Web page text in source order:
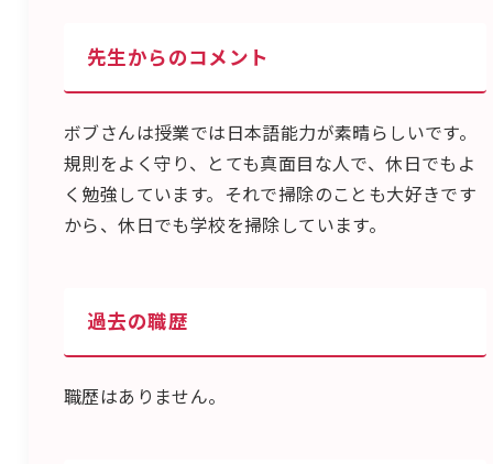
先生からのコメント
ボブさんは授業では日本語能力が素晴らしいです。
規則をよく守り、とても真面目な人で、休日でもよ
く勉強しています。それで掃除のことも大好きです
から、休日でも学校を掃除しています。
過去の職歴
職歴はありません。